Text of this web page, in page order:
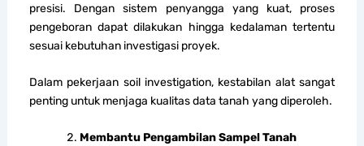
presisi. Dengan sistem penyangga yang kuat, proses
pengeboran dapat dilakukan hingga kedalaman tertentu
sesuai kebutuhan investigasi proyek.
Dalam pekerjaan soil investigation, kestabilan alat sangat
penting untuk menjaga kualitas data tanah yang diperoleh.
Membantu Pengambilan Sampel Tanah